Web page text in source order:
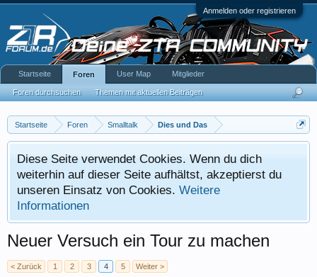
Anmelden oder registrieren
Startseite Foren Smalltalk Dies und Das
Diese Seite verwendet Cookies. Wenn du dich
weiterhin auf dieser Seite aufhältst, akzeptierst du
unseren Einsatz von Cookies. Weitere
Informationen
Neuer Versuch ein Tour zu machen
< Zurück 1 2 3 4 5 Weiter >
Startseite Foren
Foren durchsuchen Themen mit aktuellen Beiträgen
User Map Mitglieder